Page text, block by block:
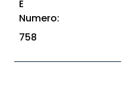
E
Numero:
758